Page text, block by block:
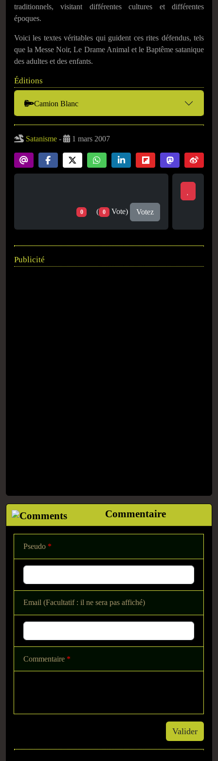
traditionnels, visitant différentes cultures et différentes
époques.
Voici les textes véritables qui guident ces rites défendus, tels
que la Messe Noir, Le Drame Animal et le Baptême satanique
des adultes et des enfants.
Éditions
Camion Blanc
Satanisme - 1 mars 2007
0 ( 0 Vote) Votez
Publicité
Commentaire
Pseudo *
Email (Facultatif : il ne sera pas affiché)
Commentaire *
Valider